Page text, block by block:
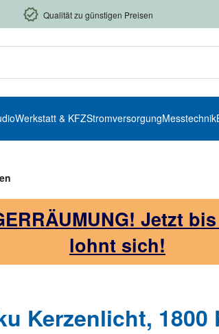
Qualität zu günstigen Preisen
Werkstatt & KFZStromversorgungMesstechnik
Jetzt
lohnt sich!
Kerzenlicht,